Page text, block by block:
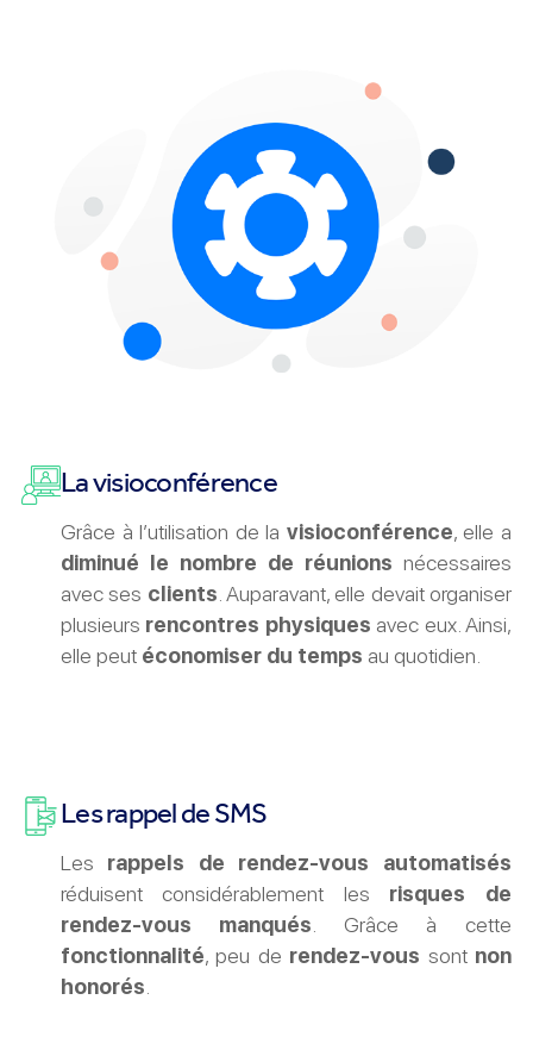
La visioconférence
Grâce à l’utilisation de la visioconférence, elle a
diminué le nombre de réunions nécessaires
avec ses clients . Auparavant, elle devait organiser
plusieurs rencontres physiques avec eux. Ainsi,
elle peut économiser du temps au quotidien.
Les rappel de SMS
Les rappels de rendez-vous automatisés
réduisent considérablement les risques de
rendez-vous manqués . Grâce à cette
fonctionnalité, peu de rendez-vous sont non
honorés